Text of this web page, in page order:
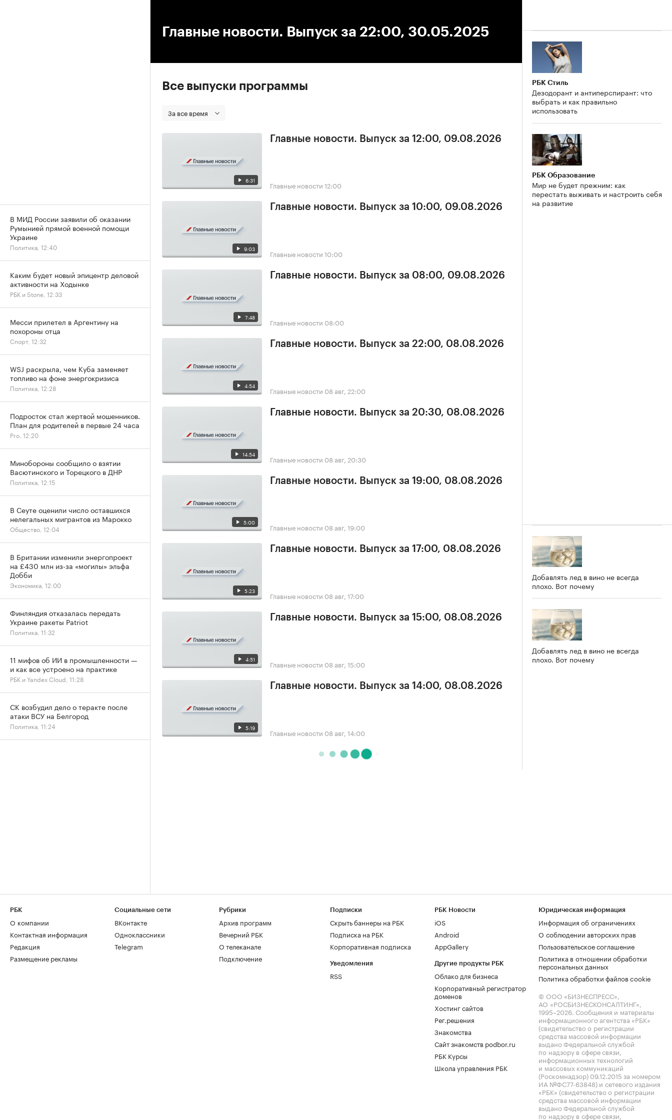
Главные новости. Выпуск за 22:00, 30.05.2025
Все выпуски программы
За все время
6:31
Главные новости. Выпуск за 12:00, 09.08.2026
Главные новости 12:00
9:03
Главные новости. Выпуск за 10:00, 09.08.2026
Главные новости 10:00
7:48
Главные новости. Выпуск за 08:00, 09.08.2026
Главные новости 08:00
4:54
Главные новости. Выпуск за 22:00, 08.08.2026
Главные новости 08 авг, 22:00
14:54
Главные новости. Выпуск за 20:30, 08.08.2026
Главные новости 08 авг, 20:30
5:00
Главные новости. Выпуск за 19:00, 08.08.2026
Главные новости 08 авг, 19:00
5:23
Главные новости. Выпуск за 17:00, 08.08.2026
Главные новости 08 авг, 17:00
4:51
Главные новости. Выпуск за 15:00, 08.08.2026
Главные новости 08 авг, 15:00
5:19
Главные новости. Выпуск за 14:00, 08.08.2026
Главные новости 08 авг, 14:00
РБК Стиль
Дезодорант и антиперспирант: что
выбрать и как правильно
использовать
РБК Образование
Мир не будет прежним: как
перестать выживать и настроить себя
на развитие
Добавлять лед в вино не всегда
плохо. Вот почему
Добавлять лед в вино не всегда
плохо. Вот почему
В МИД России заявили об оказании
Румынией прямой военной помощи
Украине
Политика, 12:40
Каким будет новый эпицентр деловой
активности на Ходынке
РБК и Stone, 12:33
Месси прилетел в Аргентину на
похороны отца
Спорт, 12:32
WSJ раскрыла, чем Куба заменяет
топливо на фоне энергокризиса
Политика, 12:28
Подросток стал жертвой мошенников.
План для родителей в первые 24 часа
Pro, 12:20
Минобороны сообщило о взятии
Васютинского и Торецкого в ДНР
Политика, 12:15
В Сеуте оценили число оставшихся
нелегальных мигрантов из Марокко
Общество, 12:04
В Британии изменили энергопроект
на £430 млн из-за «могилы» эльфа
Добби
Экономика, 12:00
Финляндия отказалась передать
Украине ракеты Patriot
Политика, 11:32
11 мифов об ИИ в промышленности —
и как все устроено на практике
РБК и Yandex Cloud, 11:28
СК возбудил дело о теракте после
атаки ВСУ на Белгород
Политика, 11:24
РБК
О компании
Контактная информация
Редакция
Размещение рекламы
Социальные сети
ВКонтакте
Одноклассники
Telegram
Рубрики
Архив программ
Вечерний РБК
О телеканале
Подключение
Подписки
Скрыть баннеры на РБК
Подписка на РБК
Корпоративная подписка
Уведомления
RSS
РБК Новости
iOS
Android
AppGallery
Другие продукты РБК
Облако для бизнеса
Корпоративный регистратор
доменов
Хостинг сайтов
Рег.решения
Знакомства
Сайт знакомств podbor.ru
РБК Курсы
Школа управления РБК
Юридическая информация
Информация об ограничениях
О соблюдении авторских прав
Пользовательское соглашение
Политика в отношении обработки
персональных данных
Политика обработки файлов cookie
© ООО «БИЗНЕСПРЕСС»,
АО «РОСБИЗНЕСКОНСАЛТИНГ»,
1995–2026. Сообщения и материалы
информационного агентства «РБК»
(свидетельство о регистрации
средства массовой информации
выдано Федеральной службой
по надзору в сфере связи,
информационных технологий
и массовых коммуникаций
(Роскомнадзор) 09.12.2015 за номером
ИА №ФС77-63848) и сетевого издания
«РБК» (свидетельство о регистрации
средства массовой информации
выдано Федеральной службой
по надзору в сфере связи,